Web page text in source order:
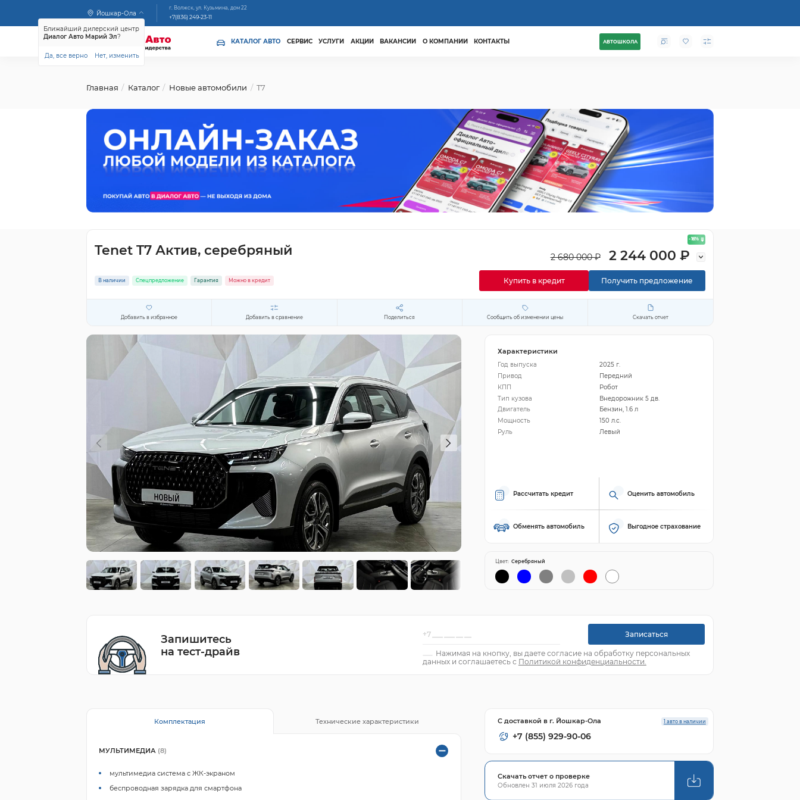
Йошкар-Ола
Ближайший дилерский центр
Диалог Авто Марий Эл?
Да, все верно Нет, изменить
г. Волжск, ул. Кузьмина, дом 22
+7(836) 249-23-11
КАТАЛОГ АВТО СЕРВИС УСЛУГИ АКЦИИ ВАКАНСИИ О КОМПАНИИ КОНТАКТЫ АВТОШКОЛА
Главная Каталог Новые автомобили T7
Tenet T7 Актив, серебряный
- 16%
2 680 000 ₽ 2 244 000 ₽
В наличии Спецпредложение Гарантия Можно в кредит Купить в кредит Получить предложение
Добавить в избранное Добавить в сравнение Поделиться Сообщить об изменении цены Скачать отчет
Характеристики
Год выпуска
2025 г.
Привод
Передний
КПП
Робот
Тип кузова
Внедорожник 5 дв.
Двигатель
Бензин, 1.6 л
Мощность
150 л.с.
Руль
Левый
Рассчитать кредит Оценить автомобиль
Обменять автомобиль Выгодное страхование
Цвет: Серебряный
Запишитесь
на тест-драйв
Записаться
Нажимая на кнопку, вы даете согласие на обработку персональных
данных и соглашаетесь с Политикой конфиденциальности.
Комплектация Технические характеристики
МУЛЬТИМЕДИА (8)
мультимедиа система с ЖК-экраном
беспроводная зарядка для смартфона
1 авто в наличии
С доставкой в г. Йошкар-Ола
+7 (855) 929-90-06
Скачать отчет о проверке
Обновлен 31 июля 2026 года